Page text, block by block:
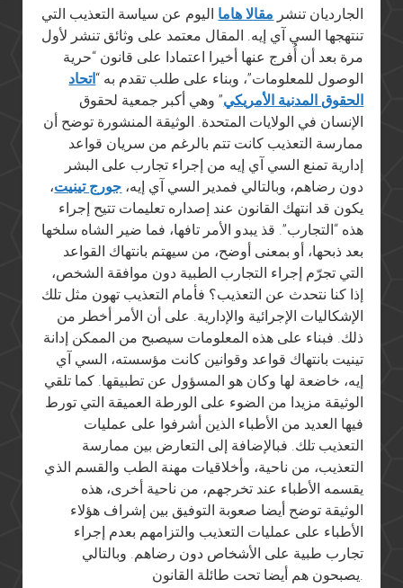
الجارديان تنشر مقالا هاما اليوم عن سياسة التعذيب التي
تنتهجها السي آي إيه. المقال معتمد على وثائق تنشر لأول
مرة بعد أن أُفرج عنها أخيرا اعتمادا على قانون “حرية
الوصول للمعلومات”، وبناء على طلب تقدم به “اتحاد
الحقوق المدنية الأمريكي” وهي أكبر جمعية لحقوق
الإنسان في الولايات المتحدة. الوثيقة المنشورة توضح أن
ممارسة التعذيب كانت تتم بالرغم من سريان قواعد
إدارية تمنع السي آي إيه من إجراء تجارب على البشر
دون رضاهم، وبالتالي فمدير السي آي إيه، جورج تينيت،
يكون قد انتهك القانون عند إصداره تعليمات تتيح إجراء
هذه “التجارب”. قذ يبدو الأمر تافها، فما ضير الشاه سلخها
بعد ذبحها، أو بمعنى أوضح، من سيهتم بانتهاك القواعد
التي تجرّم إجراء التجارب الطبية دون موافقة الشخص،
إذا كنا نتحدث عن التعذيب؟ فأمام التعذيب تهون مثل تلك
الإشكاليات الإجرائية والإدارية. على أن الأمر أخطر من
ذلك. فبناء على هذه المعلومات سيصبح من الممكن إدانة
تينيت بانتهاك قواعد وقوانين كانت مؤسسته، السي آي
إيه، خاضعة لها وكان هو المسؤول عن تطبيقها. كما تلقي
الوثيقة مزيدا من الضوء على الورطة العميقة التي تورط
فيها العديد من الأطباء الذين أشرفوا على عمليات
التعذيب تلك. فبالإضافة إلى التعارض بين ممارسة
التعذيب، من ناحية، وأخلاقيات مهنة الطب والقسم الذي
يقسمه الأطباء عند تخرجهم، من ناحية أخرى، هذه
الوثيقة توضح أيضا صعوبة التوفيق بين إشراف هؤلاء
الأطباء على عمليات التعذيب والتزامهم بعدم إجراء
تجارب طبية على الأشخاص دون رضاهم. وبالتالي